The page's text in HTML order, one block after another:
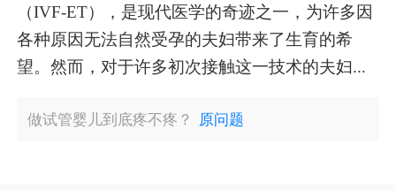
（IVF-ET），是现代医学的奇迹之一，为许多因
各种原因无法自然受孕的夫妇带来了生育的希
望。然而，对于许多初次接触这一技术的夫妇...
做试管婴儿到底疼不疼？ 原问题